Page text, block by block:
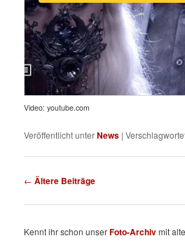
Video: youtube.com
Veröffentlicht unterNews |
Beitragsnavigation
← Ältere Beiträge
Kennt ihr schon unserFoto-Archivmit